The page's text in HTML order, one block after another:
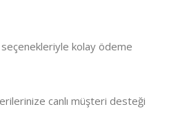
kolay ödeme
canlı müşteri desteği